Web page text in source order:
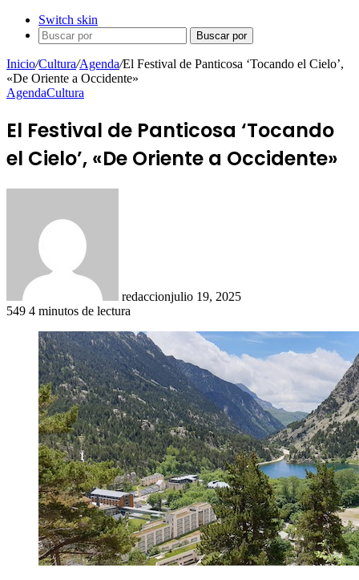
Switch skin
Buscar por
Inicio/Cultura/Agenda/El Festival de Panticosa ‘Tocando el Cielo’,
«De Oriente a Occidente»
AgendaCultura
El Festival de Panticosa ‘Tocando
el Cielo’, «De Oriente a Occidente»
redaccionjulio 19, 2025
549 4 minutos de lectura